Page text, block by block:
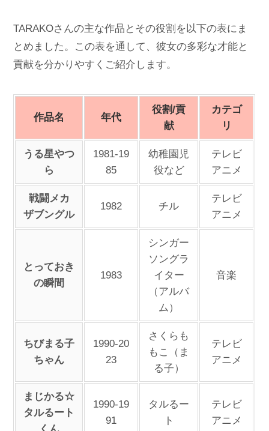
TARAKOさんの主な作品とその役割を以下の表にま
とめました。この表を通して、彼女の多彩な才能と
貢献を分かりやすくご紹介します。
作品名 年代
役割/貢
献
カテゴ
リ
うる星やつ
ら
1981-19
85
幼稚園児
役など
テレビ
アニメ
戦闘メカ
ザブングル
1982 チル
テレビ
アニメ
とっておき
の瞬間
1983
シンガー
ソングラ
イター
（アルバ
ム）
音楽
ちびまる子
ちゃん
1990-20
23
さくらも
もこ（ま
る子）
テレビ
アニメ
まじかる☆
タルるート
1990-19
91
タルるー
ト
テレビ
アニメ